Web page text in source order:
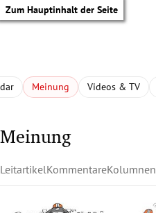
Zum Hauptinhalt der Seite
Meinung Videos & TV
Meinung
LeitartikelKommentareKolumnen